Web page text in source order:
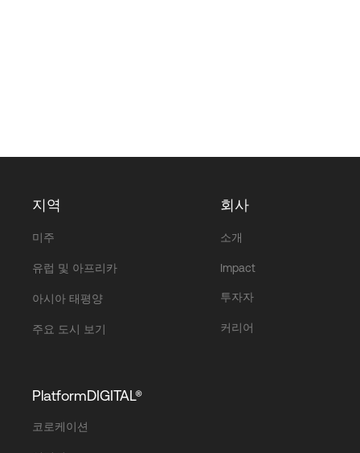
지역
미주
유럽 및 아프리카
아시아 태평양
주요 도시 보기
회사
소개
Impact
투자자
커리어
PlatformDIGITAL®
코로케이션